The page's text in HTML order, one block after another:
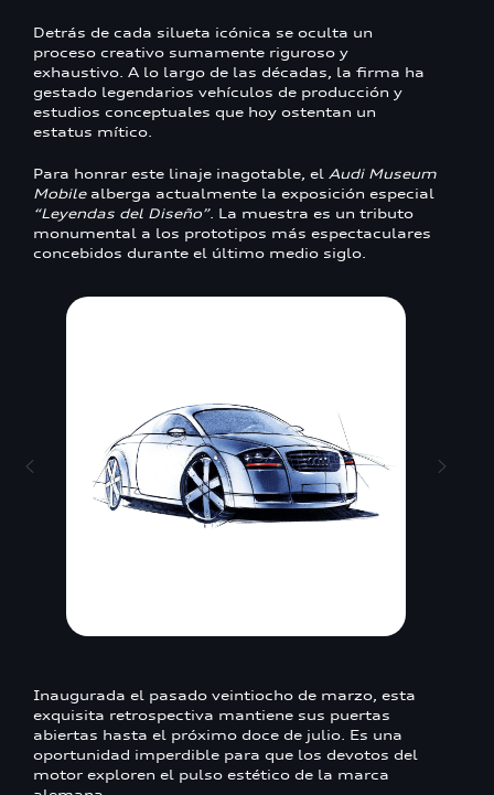
Detrás de cada silueta icónica se oculta un
proceso creativo sumamente riguroso y
exhaustivo. A lo largo de las décadas, la firma ha
gestado legendarios vehículos de producción y
estudios conceptuales que hoy ostentan un
estatus mítico.
Para honrar este linaje inagotable, el Audi Museum
Mobilealberga actualmente la exposición especial
“Leyendas del Diseño”. La muestra es un tributo
monumental a los prototipos más espectaculares
concebidos durante el último medio siglo.
Inaugurada el pasado veintiocho de marzo, esta
exquisita retrospectiva mantiene sus puertas
abiertas hasta el próximo doce de julio. Es una
oportunidad imperdible para que los devotos del
motor exploren el pulso estético de la marca